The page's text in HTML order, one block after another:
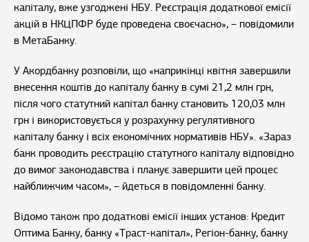
капіталу, вже узгоджені НБУ. Реєстрація додаткової емісії
акцій в НКЦПФР буде проведена своєчасно», – повідомили
в МетаБанку.
У Акордбанку розповіли, що «наприкінці квітня завершили
внесення коштів до капіталу банку в сумі 21,2 млн грн,
після чого статутний капітал банку становить 120,03 млн
грн і використовується у розрахунку регулятивного
капіталу банку і всіх економічних нормативів НБУ». «Зараз
банк проводить реєстрацію статутного капіталу відповідно
до вимог законодавства і планує завершити цей процес
найближчим часом», – йдеться в повідомленні банку.
Відомо також про додаткові емісії інших установ: Кредит
Оптима Банку, банку «Траст-капітал», Регіон-банку, банку